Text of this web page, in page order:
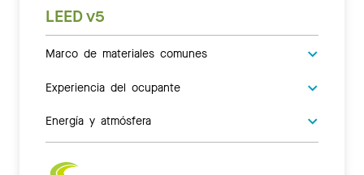
LEED v5
Marco de materiales comunes
Experiencia del ocupante
Energía y atmósfera